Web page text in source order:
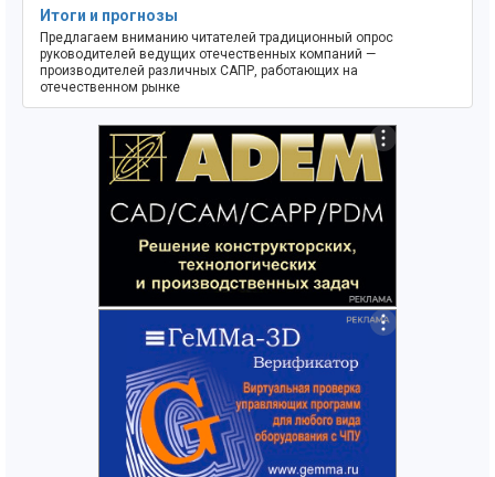
Итоги и прогнозы
Предлагаем вниманию читателей традиционный опрос
руководителей ведущих отечественных компаний —
производителей различных САПР, работающих на
отечественном рынке